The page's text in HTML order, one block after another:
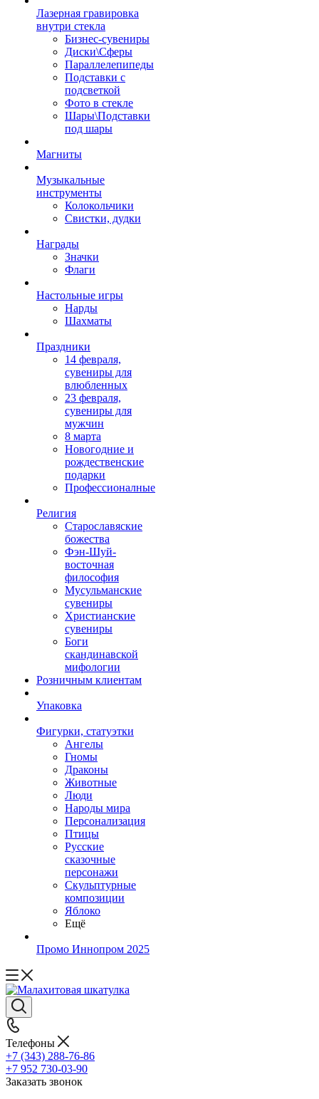
Лазерная гравировка
внутри стекла
Бизнес-сувениры
Диски\Сферы
Параллелепипеды
Подставки с
подсветкой
Фото в стекле
Шары\Подставки
под шары
Магниты
Музыкальные
инструменты
Колокольчики
Свистки, дудки
Награды
Значки
Флаги
Настольные игры
Нарды
Шахматы
Праздники
14 февраля,
сувениры для
влюбленных
23 февраля,
сувениры для
мужчин
8 марта
Новогодние и
рождественские
подарки
Профессионалные
Религия
Старославяские
божества
Фэн-Шуй-
восточная
философия
Мусульманские
сувениры
Христианские
сувениры
Боги
скандинавской
мифологии
Розничным клиентам
Упаковка
Фигурки, статуэтки
Ангелы
Гномы
Драконы
Животные
Люди
Народы мира
Персонализация
Птицы
Русские
сказочные
персонажи
Скульптурные
композиции
Яблоко
Ещё
Промо Иннопром 2025
Телефоны
+7 (343) 288-76-86
+7 952 730-03-90
Заказать звонок